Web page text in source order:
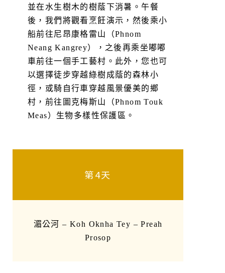
並在水生樹木的樹蔭下消暑。午餐
後，我們將觀看烹飪演示，然後乘小
船前往尼昂康格雷山（Phnom
Neang Kangrey），之後再乘坐嘟嘟
車​​前往一個手工藝村。此外，您也可
以選擇徒步穿越綠樹成蔭的森林小
徑，或騎自行車穿越風景優美的鄉
村，前往圖克梅斯山（Phnom Touk
Meas）生物多樣性保護區。
第4天
湄公河 – Koh Oknha Tey – Preah
Prosop